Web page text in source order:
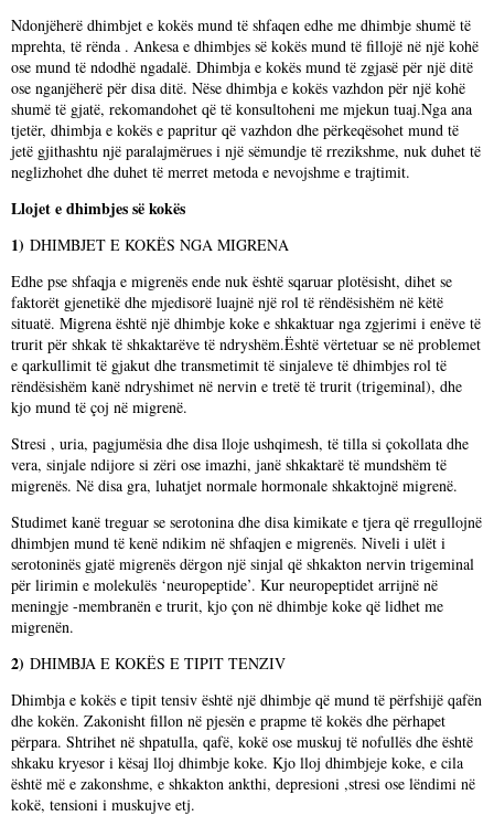
Ndonjëherë dhimbjet e kokës mund të shfaqen edhe me dhimbje shumë të
mprehta, të rënda . Ankesa e dhimbjes së kokës mund të fillojë në një kohë
ose mund të ndodhë ngadalë. Dhimbja e kokës mund të zgjasë për një ditë
ose nganjëherë për disa ditë. Nëse dhimbja e kokës vazhdon për një kohë
shumë të gjatë, rekomandohet që të konsultoheni me mjekun tuaj.Nga ana
tjetër, dhimbja e kokës e papritur që vazhdon dhe përkeqësohet mund të
jetë gjithashtu një paralajmërues i një sëmundje të rrezikshme, nuk duhet të
neglizhohet dhe duhet të merret metoda e nevojshme e trajtimit.
Llojet e dhimbjes së kokës
1) DHIMBJET E KOKËS NGA MIGRENA
Edhe pse shfaqja e migrenës ende nuk është sqaruar plotësisht, dihet se
faktorët gjenetikë dhe mjedisorë luajnë një rol të rëndësishëm në këtë
situatë. Migrena është një dhimbje koke e shkaktuar nga zgjerimi i enëve të
trurit për shkak të shkaktarëve të ndryshëm.Është vërtetuar se në problemet
e qarkullimit të gjakut dhe transmetimit të sinjaleve të dhimbjes rol të
rëndësishëm kanë ndryshimet në nervin e tretë të trurit (trigeminal), dhe
kjo mund të çoj në migrenë.
Stresi , uria, pagjumësia dhe disa lloje ushqimesh, të tilla si çokollata dhe
vera, sinjale ndijore si zëri ose imazhi, janë shkaktarë të mundshëm të
migrenës. Në disa gra, luhatjet normale hormonale shkaktojnë migrenë.
Studimet kanë treguar se serotonina dhe disa kimikate e tjera që rregullojnë
dhimbjen mund të kenë ndikim në shfaqjen e migrenës. Niveli i ulët i
serotoninës gjatë migrenës dërgon një sinjal që shkakton nervin trigeminal
për lirimin e molekulës ‘neuropeptide’. Kur neuropeptidet arrijnë në
meningje -membranën e trurit, kjo çon në dhimbje koke që lidhet me
migrenën.
2) DHIMBJA E KOKËS E TIPIT TENZIV
Dhimbja e kokës e tipit tensiv është një dhimbje që mund të përfshijë qafën
dhe kokën. Zakonisht fillon në pjesën e prapme të kokës dhe përhapet
përpara. Shtrihet në shpatulla, qafë, kokë ose muskuj të nofullës dhe është
shkaku kryesor i kësaj lloj dhimbje koke. Kjo lloj dhimbjeje koke, e cila
është më e zakonshme, e shkakton ankthi, depresioni ,stresi ose lëndimi në
kokë, tensioni i muskujve etj.